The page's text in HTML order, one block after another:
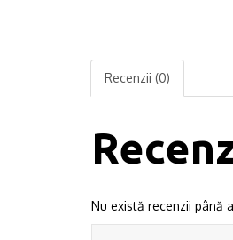
Recenzii (0)
Nu există recenzii până